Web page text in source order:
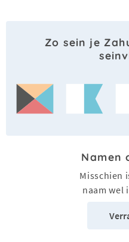
Zo sein je
Namen
Misschien
naam wel